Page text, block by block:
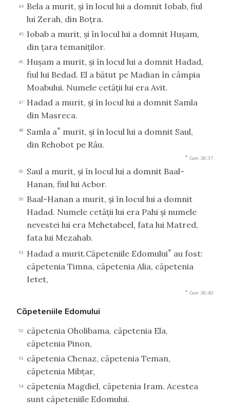
44
Bela a murit, şi în locul lui a domnit Iobab, fiul
lui Zerah, din Boţra.
45
Iobab a murit, şi în locul lui a domnit Huşam,
din ţara temaniţilor.
46
Huşam a murit, şi în locul lui a domnit Hadad,
fiul lui Bedad. El a bătut pe Madian în câmpia
Moabului. Numele cetăţii lui era Avit.
47
Hadad a murit, şi în locul lui a domnit Samla
din Masreca.
48 Samla a* murit, şi în locul lui a domnit Saul,
din Rehobot pe Râu.
* Gen 36:37
49
Saul a murit, şi în locul lui a domnit Baal-
Hanan, fiul lui Acbor.
50
Baal-Hanan a murit, şi în locul lui a domnit
Hadad. Numele cetăţii lui era Pahi şi numele
nevestei lui era Mehetabeel, fata lui Matred,
fata lui Mezahab.
51 Hadad a murit.Căpeteniile Edomului* au fost:
căpetenia Timna, căpetenia Alia, căpetenia
Ietet,
* Gen 36:40
Căpeteniile Edomului
52
căpetenia Oholibama, căpetenia Ela,
căpetenia Pinon,
53
căpetenia Chenaz, căpetenia Teman,
căpetenia Mibţar,
54
căpetenia Magdiel, căpetenia Iram. Acestea
sunt căpeteniile Edomului.